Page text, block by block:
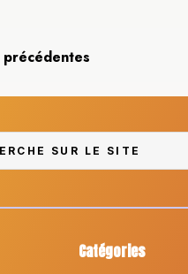
Catégories